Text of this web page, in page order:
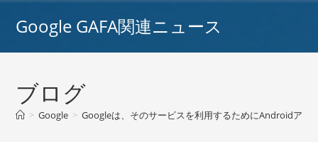
Google GAFA関連ニュース
ブログ
> Google > Googleは、そのサービスを利用するためにAndroidアプ